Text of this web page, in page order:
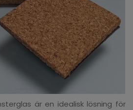
är en idealisk lösning för